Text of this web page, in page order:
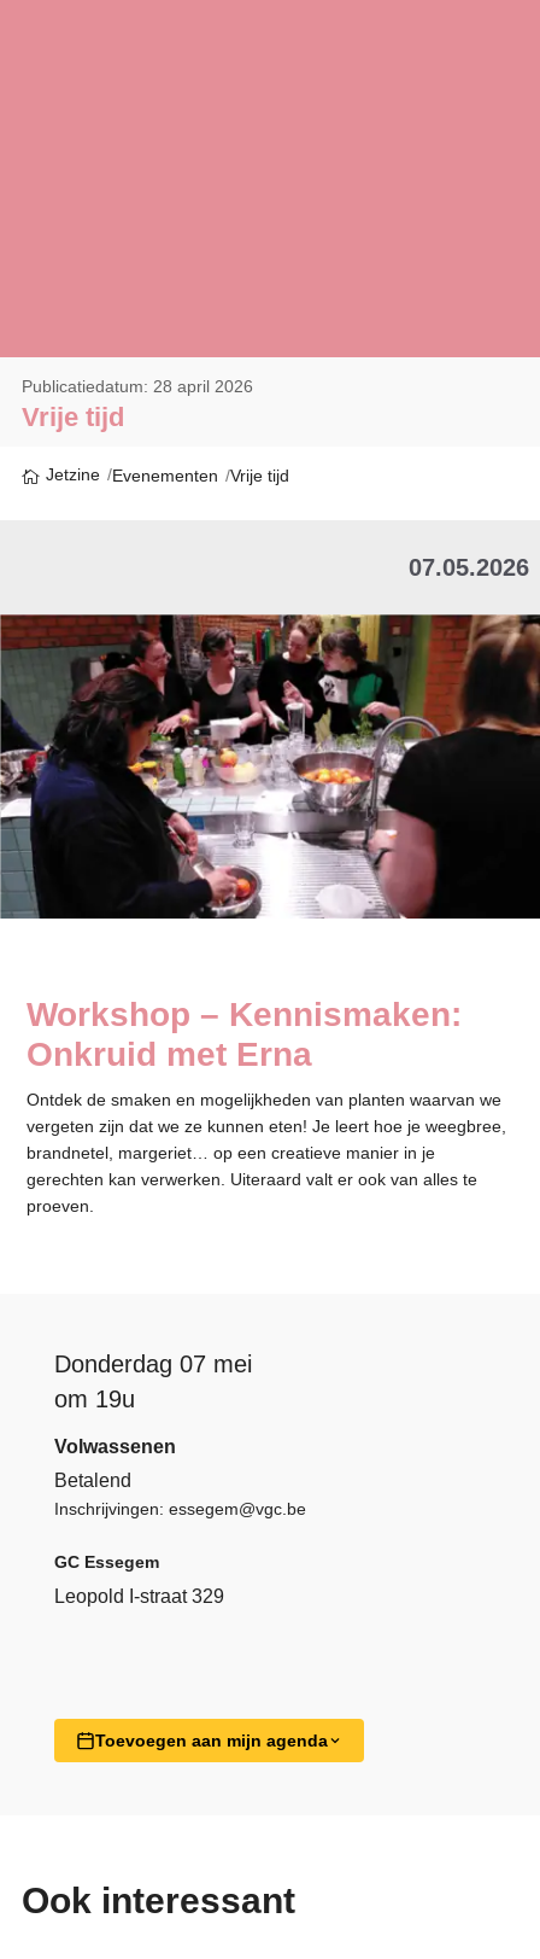
Vrije tijd
Publicatiedatum: 28 april 2026
Jetzine Evenementen Vrije tijd
07.05.2026
Workshop – Kennismaken:
Onkruid met Erna
Ontdek de smaken en mogelijkheden van planten waarvan we
vergeten zijn dat we ze kunnen eten! Je leert hoe je weegbree,
brandnetel, margeriet… op een creatieve manier in je
gerechten kan verwerken. Uiteraard valt er ook van alles te
proeven.
Donderdag 07 mei
om 19u
Volwassenen
Betalend
Inschrijvingen: essegem@vgc.be
GC Essegem
Leopold I-straat 329
Toevoegen aan mijn agenda
Ook interessant